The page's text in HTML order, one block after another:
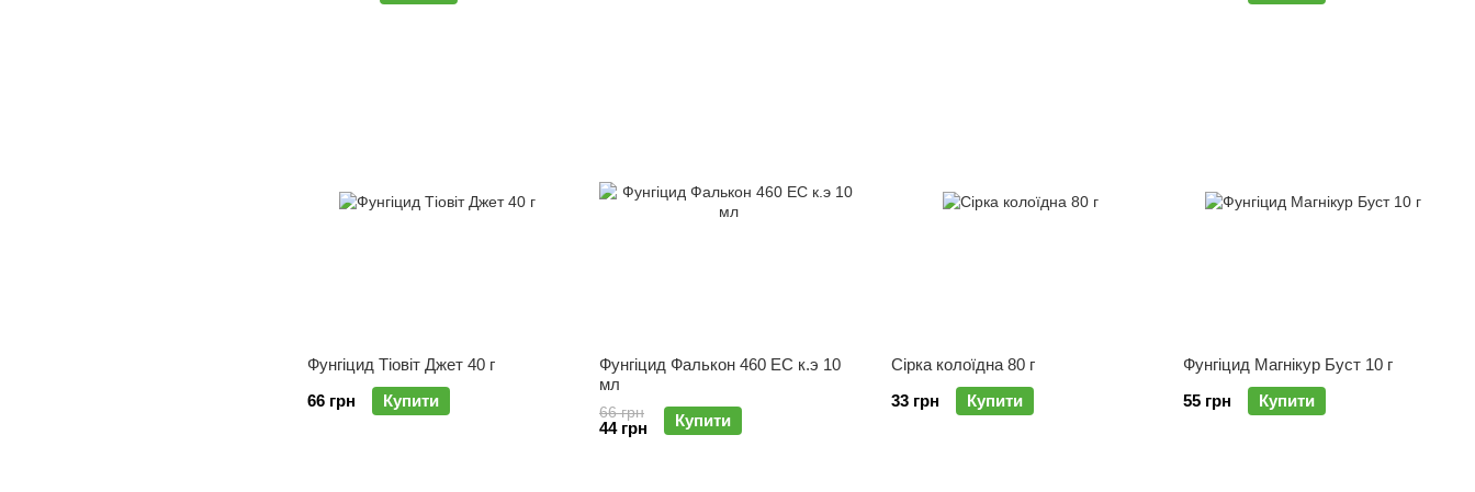
Фунгіцид Тіовіт Джет 40 г
66 грн
Купити
Фунгіцид Фалькон 460 EC к.э 10
мл
66 грн
44 грн Купити
Сірка колоїдна 80 г
33 грн
Купити
Фунгіцид Магнікур Буст 10 г
55 грн
Купити